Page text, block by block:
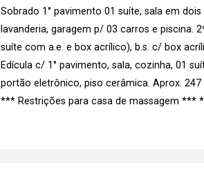
Sobrado 1° pavimento 01 suíte, sala em
lavanderia, garagem p/ 03 carros e piscina.
suíte com a.e. e box acrílico), b.s. c/ box
Edícula c/ 1° pavimento, sala, cozinha, 01
portão eletrônico, piso cerâmica. Aprox. 247
*** Restrições para casa de massagem ***